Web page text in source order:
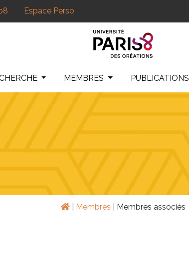
Espace Perso
MEMBRES PUBLICATIONS
Membres Membres associés